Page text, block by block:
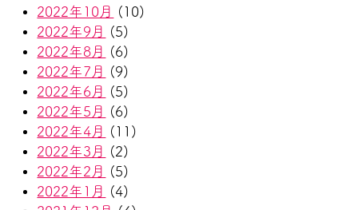
2022年10月
(10)
2022年9月
(5)
2022年8月
(6)
2022年7月
(9)
2022年6月
(5)
2022年5月
(6)
2022年4月
(11)
2022年3月
(2)
2022年2月
(5)
2022年1月
(4)